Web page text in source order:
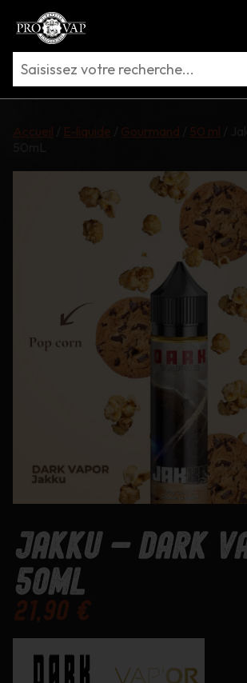
Accueil E-liquide Gourmand 50 ml
Jakku – Dark
50mL
21,90 €